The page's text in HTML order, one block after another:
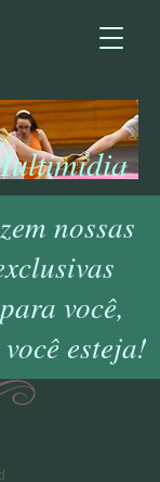
nossas
você,
esteja!